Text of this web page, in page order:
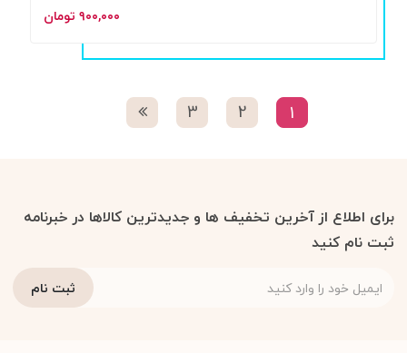
۹۰۰,۰۰۰ تومان
1
2
3
برای اطلاع از آخرین تخفیف ها و جدیدترین کالاها در خبرنامه
ثبت نام کنید